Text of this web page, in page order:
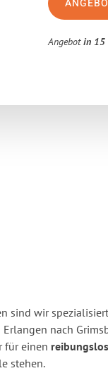
Angebotin 15
sind wir
nach
für einen
stehen.